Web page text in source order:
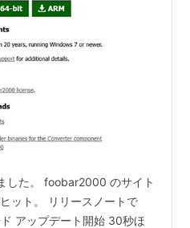
した。 foobar2000 のサイト
ット。 リリースノートで
アップデート開始 30秒ほ